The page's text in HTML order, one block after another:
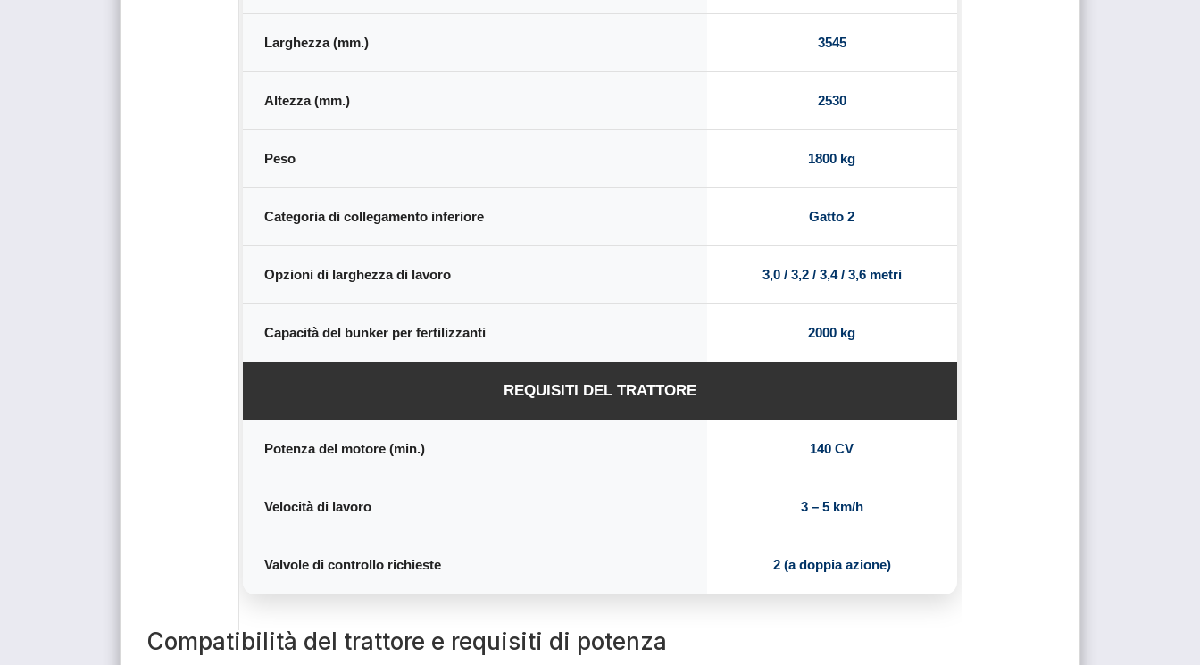
Larghezza (mm.) 3545
Altezza (mm.) 2530
Peso 1800 kg
Categoria di collegamento inferiore Gatto 2
Opzioni di larghezza di lavoro 3,0 / 3,2 / 3,4 / 3,6 metri
Capacità del bunker per fertilizzanti 2000 kg
REQUISITI DEL TRATTORE
Potenza del motore (min.) 140 CV
Velocità di lavoro 3 – 5 km/h
Valvole di controllo richieste 2 (a doppia azione)
Compatibilità del trattore e requisiti di potenza